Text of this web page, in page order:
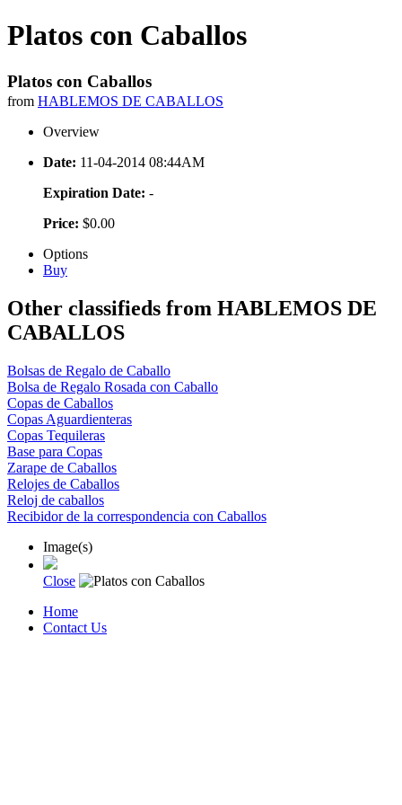
Platos con Caballos
Platos con Caballos
from HABLEMOS DE CABALLOS
Overview
Date: 11-04-2014 08:44AM
Expiration Date: -
Price: $0.00
Options
Buy
Other classifieds from HABLEMOS DE
CABALLOS
Bolsas de Regalo de Caballo
Bolsa de Regalo Rosada con Caballo
Copas de Caballos
Copas Aguardienteras
Copas Tequileras
Base para Copas
Zarape de Caballos
Relojes de Caballos
Reloj de caballos
Recibidor de la correspondencia con Caballos
Image(s)
Close
Home
Contact Us